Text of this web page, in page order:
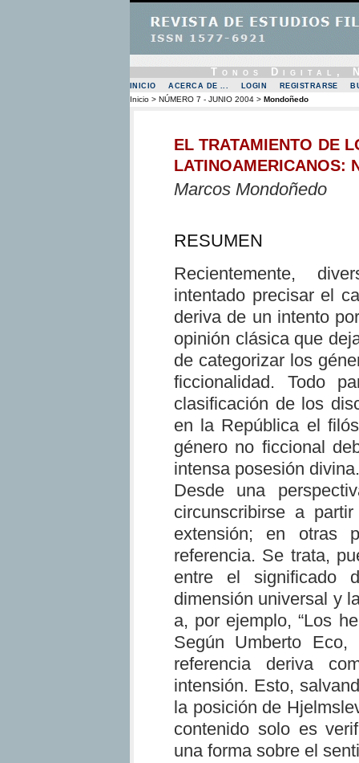
Tonos Digital,
INICIO ACERCA DE ... LOGIN REGISTRARSE
Inicio > NÚMERO 7 - JUNIO 2004 > Mondoñedo
EL TRATAMIENTO DE
LATINOAMERICANOS:
Marcos Mondoñedo
RESUMEN
Recientemente,
intentado precisar el
deriva de un intento
opinión clásica que
de categorizar los
ficcionalidad. Todo
clasificación de los
en la República el
género no ficcional
intensa posesión divina.
Desde una
circunscribirse a
extensión; en otras
referencia. Se trata,
entre el significado
dimensión universal y
a, por ejemplo, “Los
Según Umberto
referencia deriva
intensión. Esto,
la posición de
contenido solo es
una forma sobre el